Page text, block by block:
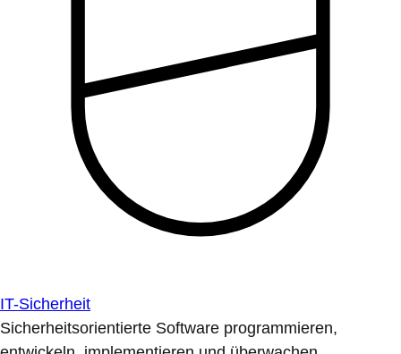
IT-Sicherheit
Sicherheitsorientierte Software programmieren,